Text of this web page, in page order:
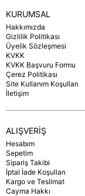
KURUMSAL
Hakkımızda
Gizlilik Politikası
Üyelik Sözleşmesi
KVKK
KVKK Başvuru Formu
Çerez Politikası
Site Kullanım Koşulları
İletişim
ALIŞVERİŞ
Hesabım
Sepetim
Sipariş Takibi
İptal İade Koşulları
Kargo ve Teslimat
Cayma Hakkı